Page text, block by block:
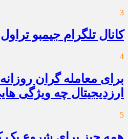
3
کانال تلگرام جیمبو تراول
4
برای معامله گران
ارزدیجیتال چه ویژگی
5